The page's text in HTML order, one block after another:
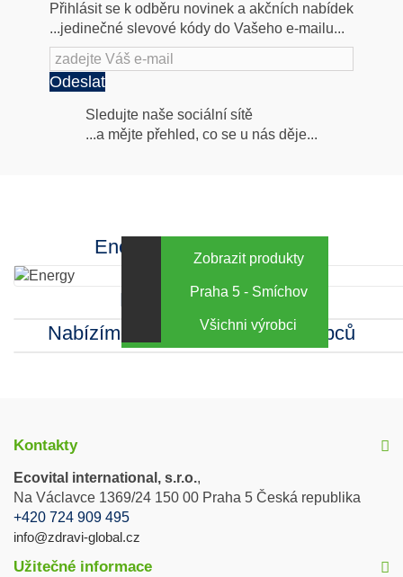
Přihlásit se k odběru novinek a akčních nabídek
...jedinečné slevové kódy do Vašeho e-mailu...
Odeslat
Následujte
Sledujte naše sociální sítě
...a mějte přehled, co se u nás děje...
Energy za výhodné ceny
Zobrazit produkty
Kamenná prodejna
Praha 5 - Smíchov
Nabízíme sortiment mnoha výrobců
Všichni výrobci
Kontakty
Ecovital international, s.r.o.,
Na Václavce 1369/24 150 00 Praha 5 Česká republika
+420 724 909 495
info@zdravi-global.cz
Užitečné informace